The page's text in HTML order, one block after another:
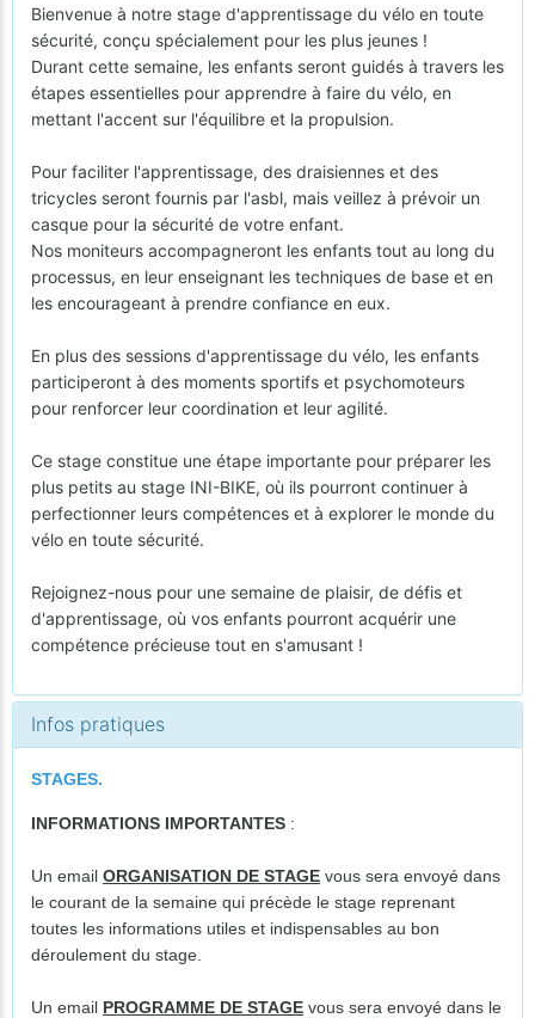
Bienvenue à notre stage d'apprentissage du vélo en toute
sécurité, conçu spécialement pour les plus jeunes !
Durant cette semaine, les enfants seront guidés à travers les
étapes essentielles pour apprendre à faire du vélo, en
mettant l'accent sur l'équilibre et la propulsion.
Pour faciliter l'apprentissage, des draisiennes et des
tricycles seront fournis par l'asbl, mais veillez à prévoir un
casque pour la sécurité de votre enfant.
Nos moniteurs accompagneront les enfants tout au long du
processus, en leur enseignant les techniques de base et en
les encourageant à prendre confiance en eux.
En plus des sessions d'apprentissage du vélo, les enfants
participeront à des moments sportifs et psychomoteurs
pour renforcer leur coordination et leur agilité.
Ce stage constitue une étape importante pour préparer les
plus petits au stage INI-BIKE, où ils pourront continuer à
perfectionner leurs compétences et à explorer le monde du
vélo en toute sécurité.
Rejoignez-nous pour une semaine de plaisir, de défis et
d'apprentissage, où vos enfants pourront acquérir une
compétence précieuse tout en s'amusant !
Infos pratiques
STAGES.
INFORMATIONS IMPORTANTES :
Un email ORGANISATION DE STAGE vous sera envoyé dans
le courant de la semaine qui précède le stage reprenant
toutes les informations utiles et indispensables au bon
déroulement du stage.
Un email PROGRAMME DE STAGE vous sera envoyé dans le